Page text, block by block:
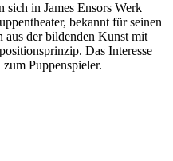
in James Ensors Werk
bekannt für seinen
aus der bildenden Kunst mit
Das Interesse
Puppenspieler.